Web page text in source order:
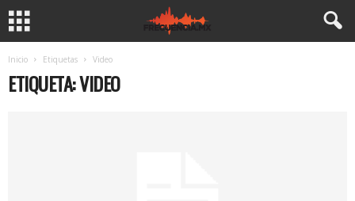
Inicio Etiquetas Video
ETIQUETA: VIDEO